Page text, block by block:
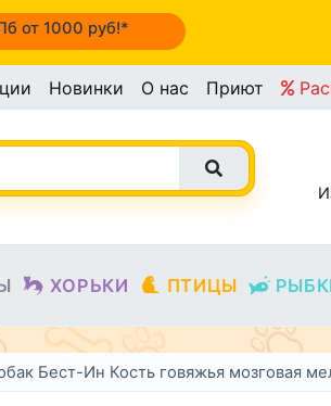
от 1000 руб!*
Новинки О нас Приют
ХОРЬКИ ПТИЦЫ
Бест-Ин Кость говяжья мозговая